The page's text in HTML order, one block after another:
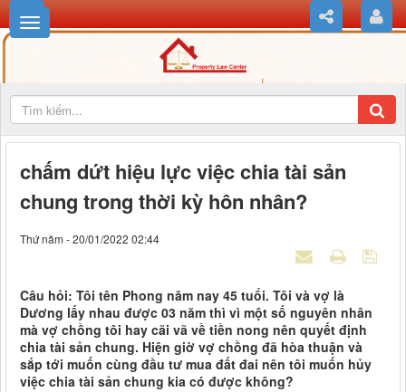
chấm dứt hiệu lực việc chia tài sản
chung trong thời kỳ hôn nhân?
Thứ năm - 20/01/2022 02:44
Câu hỏi: Tôi tên Phong năm nay 45 tuổi. Tôi và vợ là
Dương lấy nhau được 03 năm thì vì một số nguyên nhân
mà vợ chồng tôi hay cãi vã về tiền nong nên quyết định
chia tài sản chung. Hiện giờ vợ chồng đã hòa thuận và
sắp tới muốn cùng đầu tư mua đất đai nên tôi muốn hủy
việc chia tài sản chung kia có được không?